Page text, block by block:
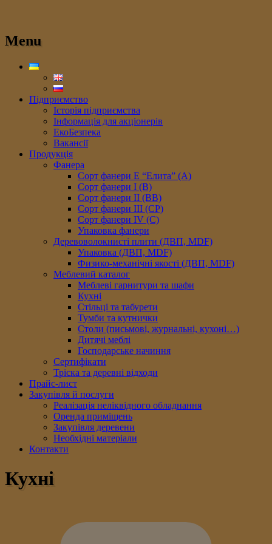
Menu
Підприємство
Історія підприємства
Інформація для акціонерів
ЕкоБезпека
Вакансії
Продукція
Фанера
Сорт фанери E “Елита” (A)
Сорт фанери I (В)
Сорт фанери II (ВB)
Сорт фанери III (CP)
Сорт фанери IV (C)
Упаковка фанери
Деревоволокнисті плити (ДВП, MDF)
Упаковка (ДВП, MDF)
Физико-механічні якості (ДВП, MDF)
Меблевий каталог
Меблеві гарнитури та шафи
Кухні
Стільці та табурети
Тумби та кутнички
Столи (письмові, журнальні, кухоні…)
Дитячі меблі
Господарське начиння
Сертифікати
Тріска та деревні відходи
Прайс-лист
Закупівля й послуги
Реалізація неліквідного обладнання
Оренда приміщень
Закупівля деревени
Необхідні матеріали
Контакти
Кухні